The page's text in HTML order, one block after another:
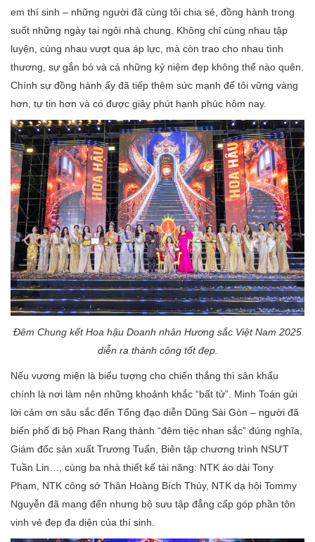
em thí sinh – những người đã cùng tôi chia sẻ, đồng hành trong
suốt những ngày tại ngôi nhà chung. Không chỉ cùng nhau tập
luyện, cùng nhau vượt qua áp lực, mà còn trao cho nhau tình
thương, sự gắn bó và cả những kỷ niệm đẹp không thể nào quên.
Chính sự đồng hành ấy đã tiếp thêm sức mạnh để tôi vững vàng
hơn, tự tin hơn và có được giây phút hạnh phúc hôm nay.
Đêm Chung kết Hoa hậu Doanh nhân Hương sắc Việt Nam 2025
diễn ra thành công tốt đẹp.
Nếu vương miện là biểu tượng cho chiến thắng thì sân khấu
chính là nơi làm nên những khoảnh khắc “bất tử”. Minh Toán gửi
lời cảm ơn sâu sắc đến Tổng đạo diễn Dũng Sài Gòn – người đã
biến phố đi bộ Phan Rang thành “đêm tiệc nhan sắc” đúng nghĩa,
Giám đốc sản xuất Trương Tuấn, Biên tập chương trình NSƯT
Tuần Lin…, cùng ba nhà thiết kế tài năng: NTK áo dài Tony
Phạm, NTK công sở Thân Hoàng Bích Thủy, NTK dạ hội Tommy
Nguyễn đã mang đến nhưng bộ sưu tập đẳng cấp góp phần tôn
vinh vẻ đẹp đa diện của thí sinh.